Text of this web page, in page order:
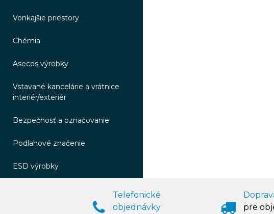
Vonkajšie priestory
Chémia
Asecos výrobky
Vstavané kancelárie a vrátnice
interiér/exteriér
Bezpečnosť a označovanie
Podlahové značenie
ESD výrobky
Telefonické
objednávky
pre